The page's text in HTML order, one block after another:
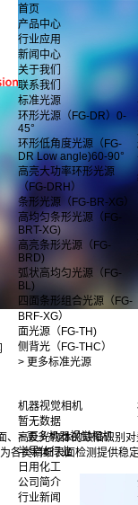
首页
产品中心
行业应用
新闻中心
关于我们
联系我们
标准光源
环形光源（FG-DR）0-
45°
环形低角度光源（FG-
DR Low angle)60-90°
高亮大功率环形光源
（FG-DRH）
条形光源（FG-BR-XG）
高均匀条形光源（FG-
BRT-XG)
高亮条形光源（FG-
BRD)
弧状高均匀光源（FG-
BL)
四面条形组合光源（FG-
BRF-XG）
面光源（FG-TH)
侧背光（FG-THC）
> 更多标准光源
机器视觉相机
暂无数据
> 更多机器视觉相机
半导体行业
日用化工
公司简介
行业新闻
、高反光物体的缺陷识别
各类精细表面检测提供稳